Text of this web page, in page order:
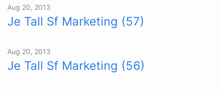
Aug 20, 2013
Je Tall Sf Marketing (57)
Aug 20, 2013
Je Tall Sf Marketing (56)